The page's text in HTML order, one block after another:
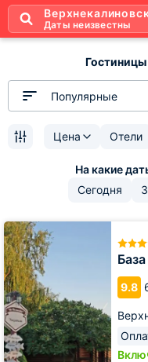
Даты неизвестны
Гостиницы
Популярные
Цена Отели
Сегодня
9.8
База
отдыха
На
Калиновке